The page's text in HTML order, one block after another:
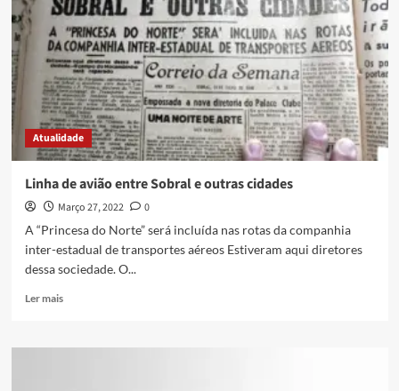
Atualidade
Linha de avião entre Sobral e outras cidades
Março 27, 2022
0
A “Princesa do Norte” será incluída nas rotas da companhia
inter-estadual de transportes aéreos Estiveram aqui diretores
dessa sociedade. O...
Ler mais